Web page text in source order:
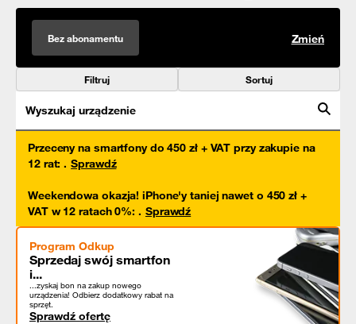
Bez abonamentu Zmień
Filtruj Sortuj
Wyszukaj urządzenie
Przeceny na smartfony do 450 zł + VAT przy zakupie na
12 rat: . Sprawdź
Weekendowa okazja! iPhone'y taniej nawet o 450 zł +
VAT w 12 ratach 0%: . Sprawdź
Program Odkup
Sprzedaj swój smartfon
i...
...zyskaj bon na zakup nowego
urządzenia! Odbierz dodatkowy rabat na
sprzęt.
Sprawdź ofertę